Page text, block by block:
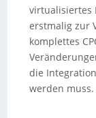
virtualisiertes
erstmalig zur
komplettes
die
werden muss.